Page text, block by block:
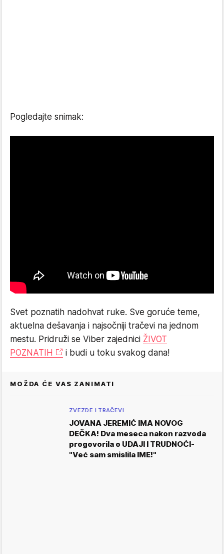
Pogledajte snimak:
Svet poznatih nadohvat ruke. Sve goruće teme,
aktuelna dešavanja i najsočniji tračevi na jednom
mestu. Pridruži se Viber zajednici ŽIVOT
POZNATIH
i budi u toku svakog dana!
MOŽDA ĆE VAS ZANIMATI
ZVEZDE I TRAČEVI
JOVANA JEREMIĆ IMA NOVOG
DEČKA! Dva meseca nakon razvoda
progovorila o UDAJI I TRUDNOĆI-
"Već sam smislila IME!"